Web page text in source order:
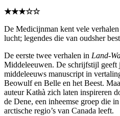
★★★☆☆
De Medicijnman kent vele
lucht; legendes die van oudsher
De eerste twee verhalen in Land-
Middeleeuwen. De schrijfstijl geeft
middeleeuws manuscript in
Beowulf en Belle en het Beest.
auteur Katłıà zich laten inspireren
de Dene, een inheemse groep die
arctische regio’s van Canada leeft.